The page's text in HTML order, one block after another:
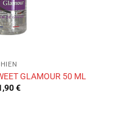
GLAMOUR 50 ML
€